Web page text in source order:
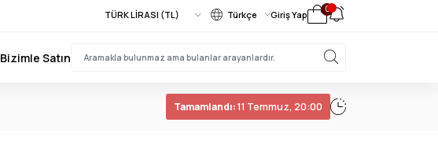
Türkçe Giriş Yap 0
Bizimle Satın
Tamamlandı:11 Temmuz, 20:00